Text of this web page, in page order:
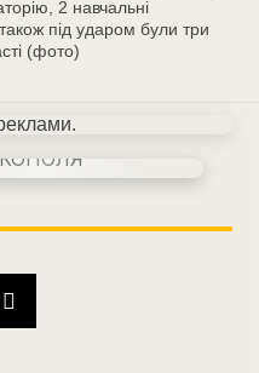
2 навчальні
під ударом були три
(фото)